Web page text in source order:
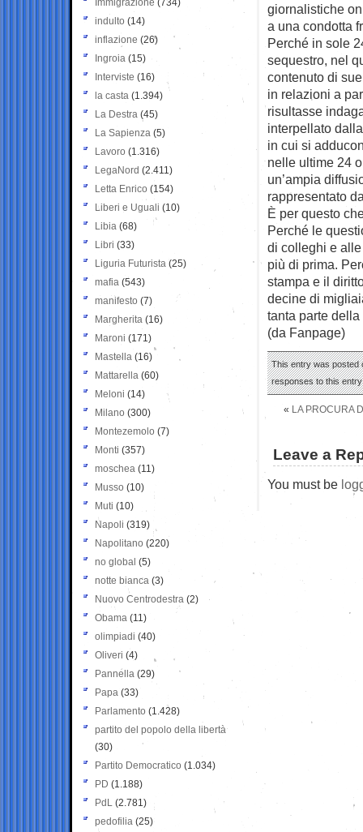
giornalistiche
a una condotta
Perché in sole
sequestro, nel
contenuto di
in relazioni a
risultasse
interpellato
in cui si
nelle ultime 24
un’ampia
rappresentato
È per questo
Perché le
di colleghi e
più di prima.
stampa e il
decine di
tanta parte
(da Fanpage)
This entry was posted
responses to this
« LA PROCURA
Leave a
You must be
Immigrazione (734)
indulto (14)
inflazione (26)
Ingroia (15)
Interviste (16)
la casta (1.394)
La Destra (45)
La Sapienza (5)
Lavoro (1.316)
LegaNord (2.411)
Letta Enrico (154)
Liberi e Uguali (10)
Libia (68)
Libri (33)
Liguria Futurista (25)
mafia (543)
manifesto (7)
Margherita (16)
Maroni (171)
Mastella (16)
Mattarella (60)
Meloni (14)
Milano (300)
Montezemolo (7)
Monti (357)
moschea (11)
Musso (10)
Muti (10)
Napoli (319)
Napolitano (220)
no global (5)
notte bianca (3)
Nuovo Centrodestra (2)
Obama (11)
olimpiadi (40)
Oliveri (4)
Pannella (29)
Papa (33)
Parlamento (1.428)
partito del popolo della libertà
(30)
Partito Democratico (1.034)
PD (1.188)
PdL (2.781)
pedofilia (25)